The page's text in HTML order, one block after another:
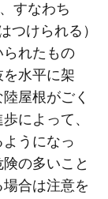
すなわち
つけられる）
れたもの
水平に架
屋根がごく
によって、
うになっ
の多いこと
合は注意を